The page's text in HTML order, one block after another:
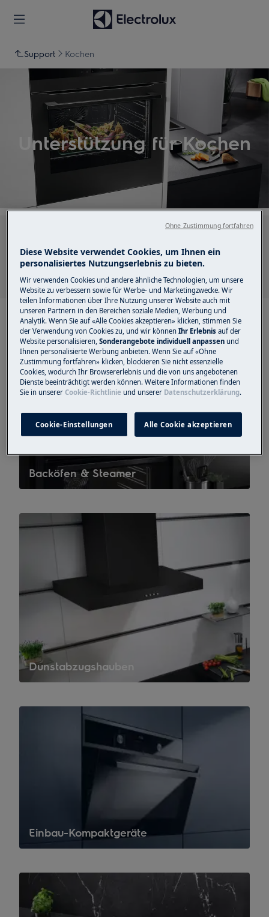
Support Kochen
Unterstützung für Kochen
Backöfen & Steamer
Dunstabzugshauben
Einbau-Kompaktgeräte
Diese Website verwendet Cookies, um Ihnen ein
personalisiertes Nutzungserlebnis zu bieten.
Wir verwenden Cookies und andere ähnliche Technologien, um unsere
Website zu verbessern sowie für Werbe- und Marketingzwecke. Wir
teilen Informationen über Ihre Nutzung unserer Website auch mit
unseren Partnern in den Bereichen soziale Medien, Werbung und
Analytik. Wenn Sie auf «Alle Cookies akzeptieren» klicken, stimmen Sie
der Verwendung von Cookies zu, und wir könnenIhr Erlebnisauf der
Website personalisieren,Sonderangebote individuell anpassen und
Ihnen personalisierte Werbung anbieten. Wenn Sie auf «Ohne
Zustimmung fortfahren» klicken, blockieren Sie nicht essenzielle
Cookies, wodurch Ihr Browsererlebnis und die von uns angebotenen
Dienste beeinträchtigt werden können. Weitere Informationen finden
Sie in unsererCookie-Richtlinie und unserer Datenschutzerklärung.
Cookie-Einstellungen Alle Cookie akzeptieren
Ohne Zustimmung fortfahren